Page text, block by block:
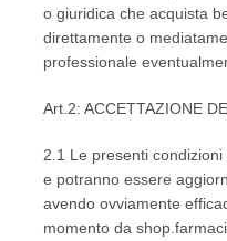
o giuridica che acquista
direttamente o
professionale
Art.2: ACCETTAZIONE
2.1 Le presenti
e potranno essere
avendo ovviamente
momento da